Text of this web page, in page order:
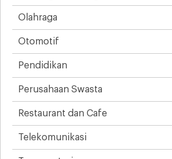
Olahraga
Otomotif
Pendidikan
Perusahaan Swasta
Restaurant dan Cafe
Telekomunikasi